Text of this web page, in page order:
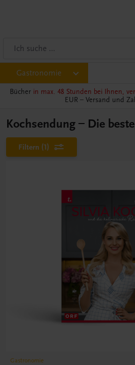
Gastronomie
Bücher in max. 48 Stunden bei Ihnen,
EUR – Versand und
Kochsendung – Die
Filtern (1)
Gastronomie